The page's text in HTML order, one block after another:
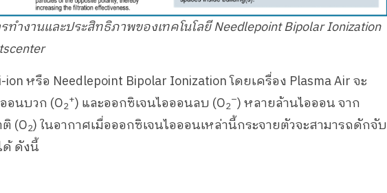
ำงานและประสิทธิภาพของเทคโนโลยีNeedlepoint Bipolar Ionization
หรือ Needlepoint Bipolar Ionization โดยเครื่อง Plasma Air จะ
อนบวก (O2+) และออกซิเจนไอออนลบ (O2–) หลายล้านไอออน จาก
(O2) ในอากาศเมื่อออกซิเจนไอออนเหล่านี้กระจายตัวจะสามารถดักจับ
ด้ ดังนี้